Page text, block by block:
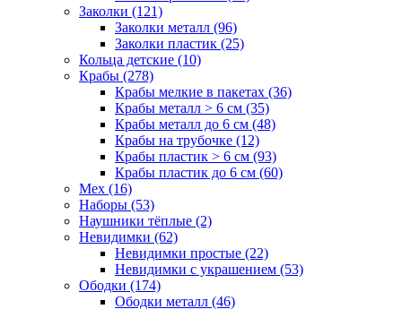
Заколки (121)
Заколки металл (96)
Заколки пластик (25)
Кольца детские (10)
Крабы (278)
Крабы мелкие в пакетах (36)
Крабы металл > 6 см (35)
Крабы металл до 6 см (48)
Крабы на трубочке (12)
Крабы пластик > 6 см (93)
Крабы пластик до 6 см (60)
Мех (16)
Наборы (53)
Наушники тёплые (2)
Невидимки (62)
Невидимки простые (22)
Невидимки с украшением (53)
Ободки (174)
Ободки металл (46)